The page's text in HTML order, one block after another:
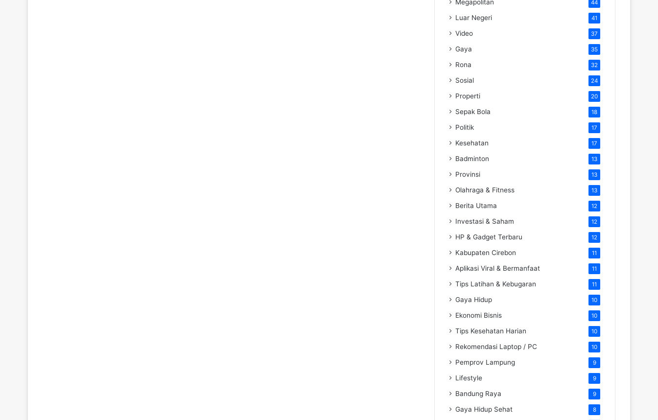
Megapolitan 44
Luar Negeri 41
Video 37
Gaya 35
Rona 32
Sosial 24
Properti 20
Sepak Bola 18
Politik 17
Kesehatan 17
Badminton 13
Provinsi 13
Olahraga & Fitness 13
Berita Utama 12
Investasi & Saham 12
HP & Gadget Terbaru 12
Kabupaten Cirebon 11
Aplikasi Viral & Bermanfaat 11
Tips Latihan & Kebugaran 11
Gaya Hidup 10
Ekonomi Bisnis 10
Tips Kesehatan Harian 10
Rekomendasi Laptop / PC 10
Pemprov Lampung 9
Lifestyle 9
Bandung Raya 9
Gaya Hidup Sehat 8